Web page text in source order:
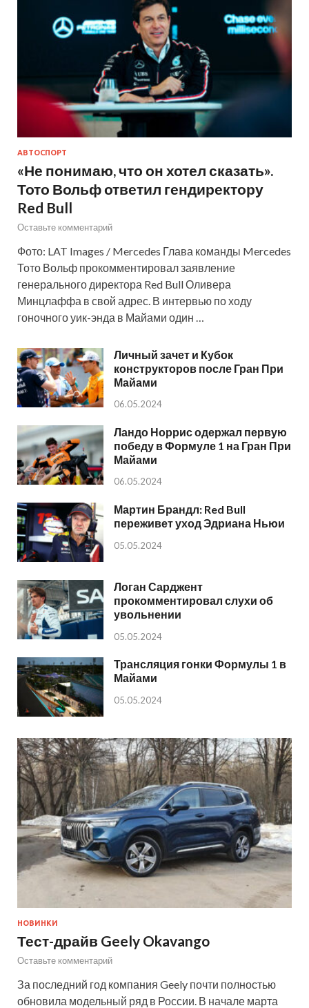
АВТОСПОРТ
«Не понимаю, что он хотел сказать».
Тото Вольф ответил гендиректору
Red Bull
Оставьте комментарий
Фото: LAT Images / Mercedes Глава команды Mercedes
Тото Вольф прокомментировал заявление
генерального директора Red Bull Оливера
Минцлаффа в свой адрес. В интервью по ходу
гоночного уик-энда в Майами один …
Личный зачет и Кубок
конструкторов после Гран При
Майами
06.05.2024
Ландо Норрис одержал первую
победу в Формуле 1 на Гран При
Майами
06.05.2024
Мартин Брандл: Red Bull
переживет уход Эдриана Ньюи
05.05.2024
Логан Сарджент
прокомментировал слухи об
увольнении
05.05.2024
Трансляция гонки Формулы 1 в
Майами
05.05.2024
НОВИНКИ
Тест-драйв Geely Okavango
Оставьте комментарий
За последний год компания Geely почти полностью
обновила модельный ряд в России. В начале марта